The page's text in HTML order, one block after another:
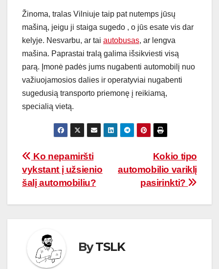
Žinoma, tralas Vilniuje taip pat nutemps jūsų
mašiną, jeigu ji staiga sugedo , o jūs esate vis dar
kelyje. Nesvarbu, ar tai autobusas, ar lengva
mašina. Paprastai tralą galima išsikviesti visą
parą. Įmonė padės jums nugabenti automobilį nuo
važiuojamosios dalies ir operatyviai nugabenti
sugedusią transporto priemonę į reikiamą,
specialią vietą.
Navigacija
tarp
įrašų
Kokio tipo
automobilio variklį
pasirinkti?
Ko nepamiršti
vykstant į užsienio
šalį automobiliu?
ByTSLK